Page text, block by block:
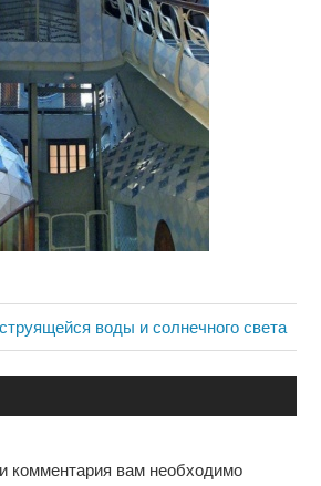
воды и солнечного света
комментария вам необходимо